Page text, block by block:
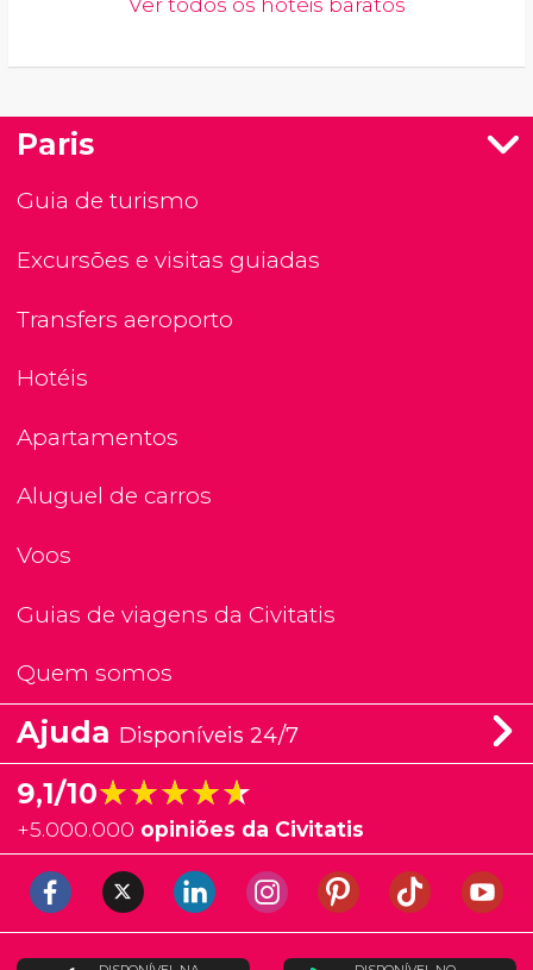
Paris
Guia de turismo
Excursões e visitas guiadas
Transfers aeroporto
Hotéis
Apartamentos
Aluguel de carros
Voos
Guias de viagens da Civitatis
Quem somos
Ajuda Disponíveis 24/7
9,1/10★★★★★
★★★★★
+5.000.000 opiniões da Civitatis